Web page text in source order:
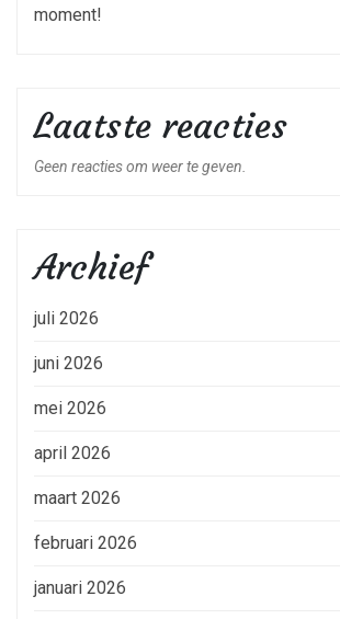
moment!
Laatste reacties
Geen reacties om weer te geven.
Archief
juli 2026
juni 2026
mei 2026
april 2026
maart 2026
februari 2026
januari 2026